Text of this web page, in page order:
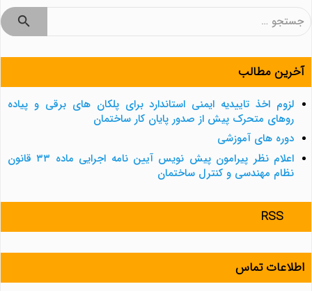
جستجو
آخرین مطالب
لزوم اخذ تاییدیه ایمنی استاندارد برای پلکان های برقی و پیاده
روهای متحرک پیش از صدور پایان کار ساختمان
دوره های آموزشی
اعلام نظر پیرامون پیش نویس آیین نامه اجرایی ماده ۳۳ قانون
نظام مهندسی و کنترل ساختمان
RSS
اطلاعات تماس